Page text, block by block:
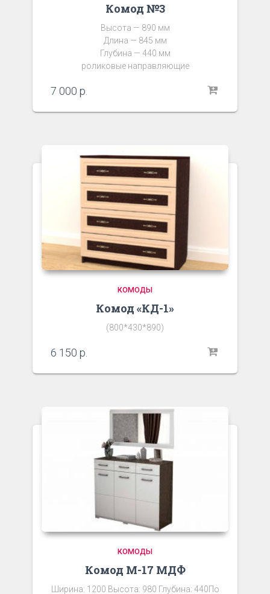
Комод №3
Высота — 890 мм
Длина — 845 мм
Глубина — 440 мм
роликовые направляющие
7 000 р.
КОМОДЫ
Комод «КД-1»
(800*430*890)
6 150 р.
КОМОДЫ
Комод М-17 МДФ
Ширина: 1200 Высота: 980 Глубина: 440По